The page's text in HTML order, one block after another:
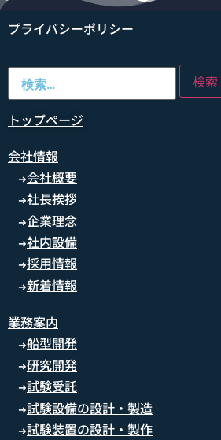
プライバシーポリシー
トップページ
会社情報
➜会社概要
➜社長挨拶
➜企業理念
➜社内設備
➜採用情報
➜新着情報
業務案内
➜船型開発
➜研究開発
➜試験受託
➜試験設備の設計・製造
➜試験装置の設計・製作